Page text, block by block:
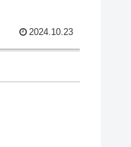
2024.10.23